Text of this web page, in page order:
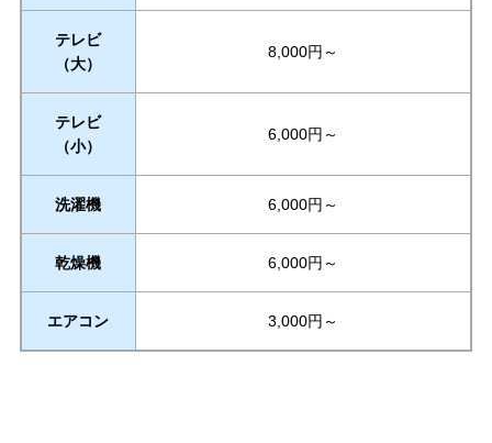
テレビ
（大）
8,000円～
テレビ
（小）
6,000円～
洗濯機 6,000円～
乾燥機 6,000円～
エアコン 3,000円～